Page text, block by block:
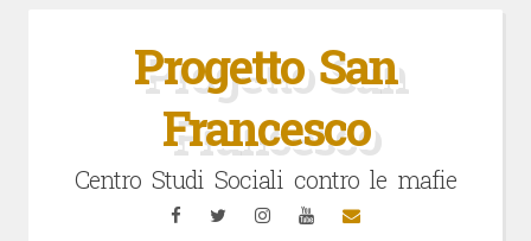
Progetto San
Francesco
Centro Studi Sociali contro le mafie
FacebookTwitterInstagramYouTubeEmail